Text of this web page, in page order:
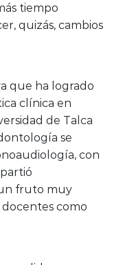
tiempo
quizás, cambios
que ha logrado
clínica en
de Talca
se
con
fruto muy
como